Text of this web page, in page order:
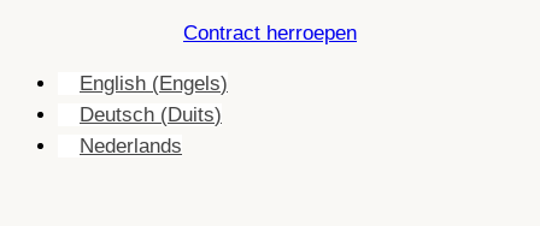
Contract herroepen
English (Engels)
Deutsch (Duits)
Nederlands